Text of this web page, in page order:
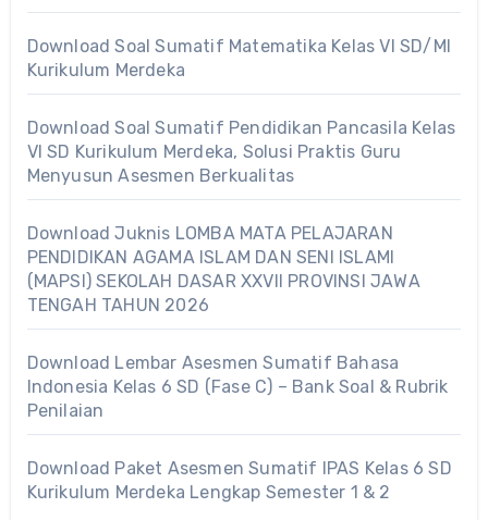
Download Soal Sumatif Matematika Kelas VI SD/MI
Kurikulum Merdeka
Download Soal Sumatif Pendidikan Pancasila Kelas
VI SD Kurikulum Merdeka, Solusi Praktis Guru
Menyusun Asesmen Berkualitas
Download Juknis LOMBA MATA PELAJARAN
PENDIDIKAN AGAMA ISLAM DAN SENI ISLAMI
(MAPSI) SEKOLAH DASAR XXVII PROVINSI JAWA
TENGAH TAHUN 2026
Download Lembar Asesmen Sumatif Bahasa
Indonesia Kelas 6 SD (Fase C) – Bank Soal & Rubrik
Penilaian
Download Paket Asesmen Sumatif IPAS Kelas 6 SD
Kurikulum Merdeka Lengkap Semester 1 & 2